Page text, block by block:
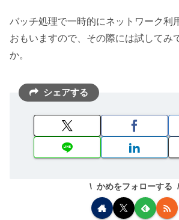
バッチ処理で一時的にネットワーク利
おもいますので、その際には試してみ
か。
シェアする
かめをフォローする